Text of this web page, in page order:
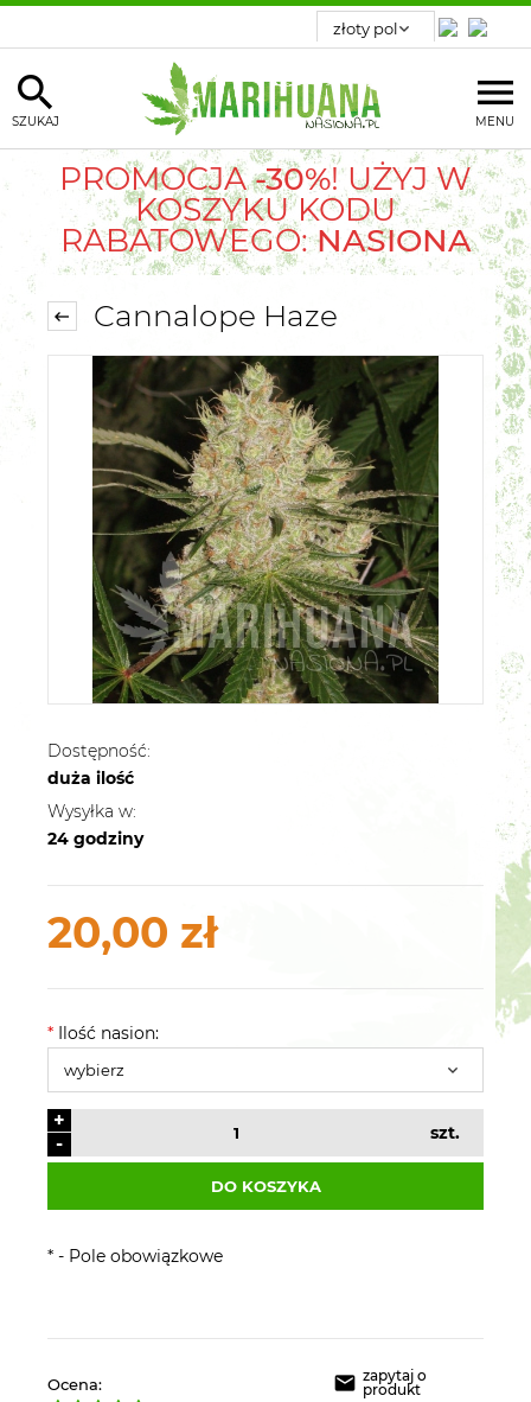
MENU
SZUKAJ
PROMOCJA-30%! UŻYJ W
KOSZYKU KODU
RABATOWEGO:NASIONA
Cannalope Haze
Dostępność:
duża ilość
Wysyłka w:
24 godziny
20,00 zł
* Ilość nasion:
-
+
szt.
DO KOSZYKA
* - Pole obowiązkowe
Ocena:
zapytaj o
produkt